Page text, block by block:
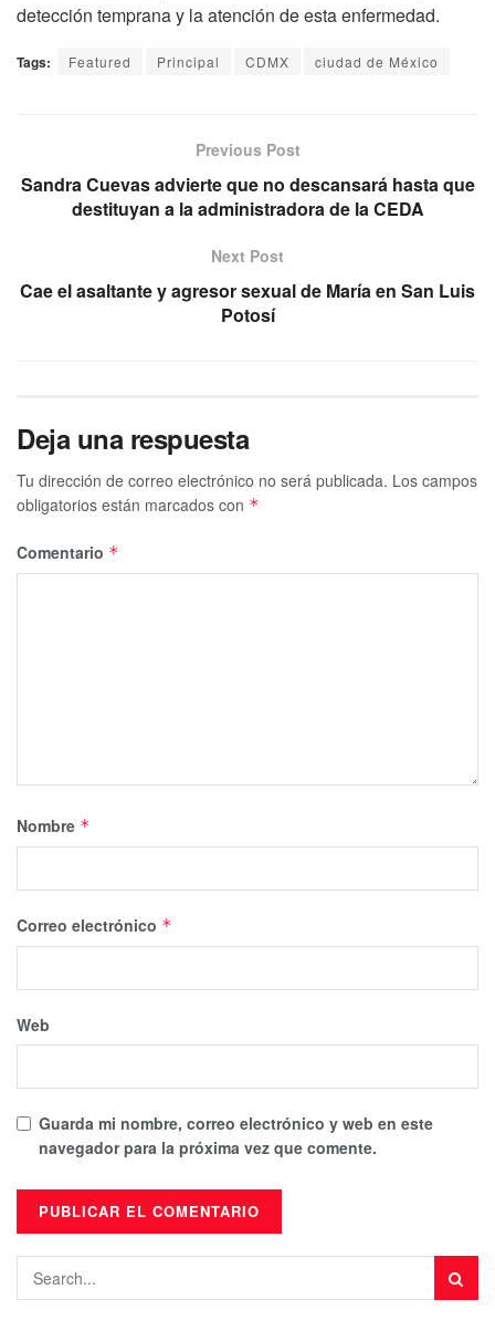
detección temprana y la atención de esta enfermedad.
Tags: Featured Principal CDMX ciudad de México
Previous Post
Sandra Cuevas advierte que no descansará hasta que
destituyan a la administradora de la CEDA
Next Post
Cae el asaltante y agresor sexual de María en San Luis
Potosí
Deja una respuesta
Tu dirección de correo electrónico no será publicada. Los campos
obligatorios están marcados con *
Comentario *
Nombre *
Correo electrónico *
Web
Guarda mi nombre, correo electrónico y web en este
navegador para la próxima vez que comente.